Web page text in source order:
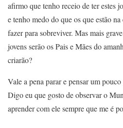
afirmo que tenho receio de ter estes
e tenho medo do que os que estão
fazer para sobreviver. Mas mais
jovens serão os Pais e Mães do
criarão?
Vale a pena parar e pensar um
Digo eu que gosto de observar o
aprender com ele sempre que me é